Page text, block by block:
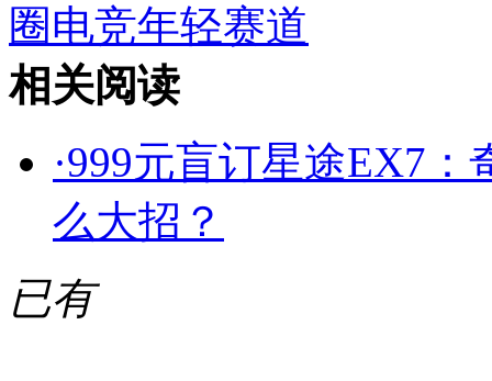
圈电竞年轻赛道
相关阅读
·999元盲订星途EX7：
么大招？
已有